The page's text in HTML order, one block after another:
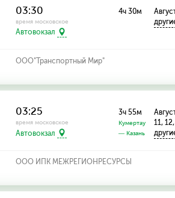
03:30
время московское
Автовокзал
4ч 30м
ООО"Транспортный Мир"
03:25
время московское
Автовокзал
3ч 55м
Кумертау
— Казань
11,
ООО ИПК МЕЖРЕГИОНРЕСУРСЫ